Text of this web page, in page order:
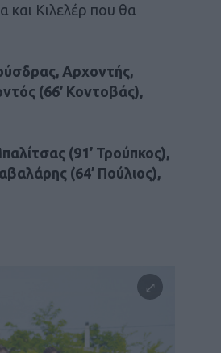
και Κιλελέρ που θα
Αρχοντής,
(66’ Κοντοβάς),
(91’ Τρούπκος),
(64’ Πούλιος),